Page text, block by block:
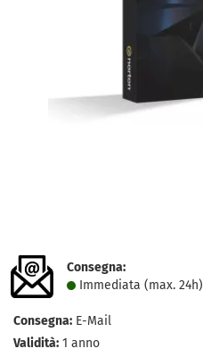
Consegna:
Immediata (max. 24h)
Consegna: E-Mail
Validità: 1 anno